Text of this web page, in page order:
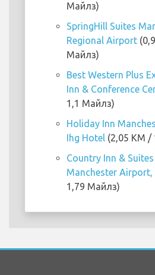
Майлз)
SpringHill Suites
Regional Airport
Майлз)
Best Western Plus
Inn & Conference
1,1 Майлз)
Holiday Inn
Ihg Hotel (2,05 KM
Country Inn &
Manchester Airport,
1,79 Майлз)